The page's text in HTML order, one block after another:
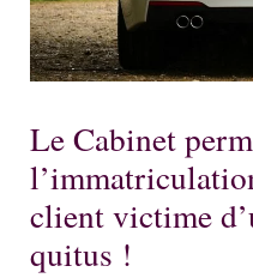
Le Cabinet
client victime
quitus !